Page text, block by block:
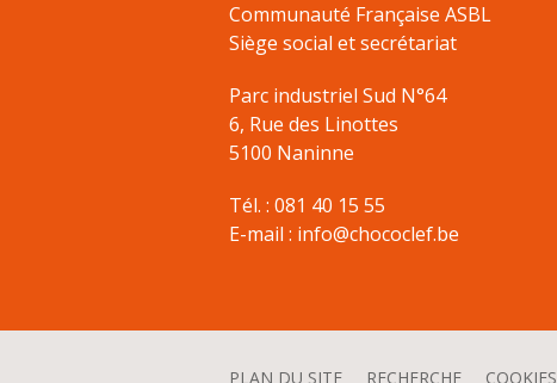
Communauté Française ASBL
Siège social et secrétariat
Parc industriel Sud N°64
6, Rue des Linottes
5100 Naninne
Tél. : 081 40 15 55
E-mail : info@chococlef.be
PLAN DU SITE RECHERCHE COOKIES